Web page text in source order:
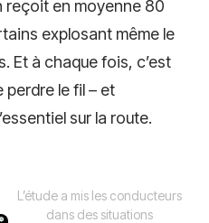
reçoit en moyenne 80
explosant même le
Et à chaque fois, c’est
perdre le fil – et
sur la route.
L’étude a mis les conducteurs
dans des situations